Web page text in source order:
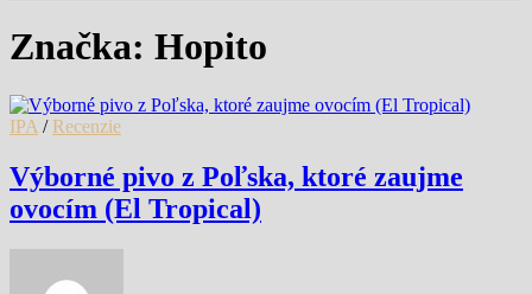
Značka: Hopito
IPA / Recenzie
Výborné pivo z Poľska, ktoré zaujme
ovocím (El Tropical)